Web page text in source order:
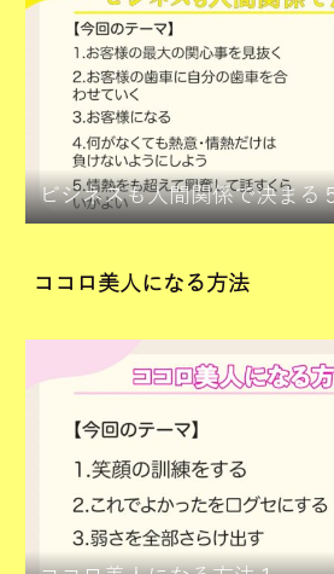
ビジネスも人間関係で決まる
ココロ美人になる方法